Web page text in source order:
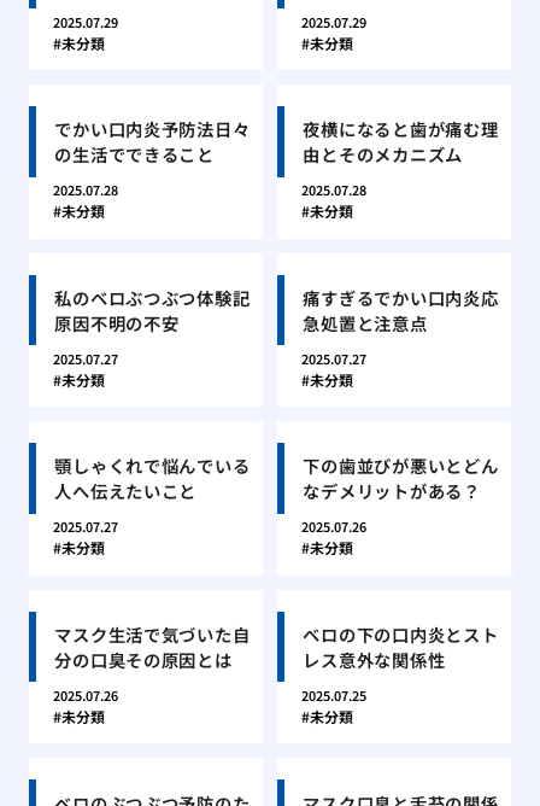
2025.07.29
未分類
2025.07.29
未分類
でかい口内炎予防法日々
の生活でできること
2025.07.28
未分類
夜横になると歯が痛む理
由とそのメカニズム
2025.07.28
未分類
私のベロぶつぶつ体験記
原因不明の不安
2025.07.27
未分類
痛すぎるでかい口内炎応
急処置と注意点
2025.07.27
未分類
顎しゃくれで悩んでいる
人へ伝えたいこと
2025.07.27
未分類
下の歯並びが悪いとどん
なデメリットがある？
2025.07.26
未分類
マスク生活で気づいた自
分の口臭その原因とは
2025.07.26
未分類
ベロの下の口内炎とスト
レス意外な関係性
2025.07.25
未分類